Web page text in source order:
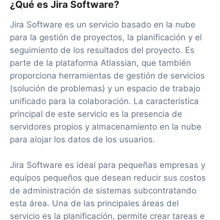
¿Qué es Jira Software?
Jira Software es un servicio basado en la nube
para la gestión de proyectos, la planificación y el
seguimiento de los resultados del proyecto. Es
parte de la plataforma Atlassian, que también
proporciona herramientas de gestión de servicios
(solución de problemas) y un espacio de trabajo
unificado para la colaboración. La característica
principal de este servicio es la presencia de
servidores propios y almacenamiento en la nube
para alojar los datos de los usuarios.
Jira Software es ideal para pequeñas empresas y
equipos pequeños que desean reducir sus costos
de administración de sistemas subcontratando
esta área. Una de las principales áreas del
servicio es la planificación, permite crear tareas e